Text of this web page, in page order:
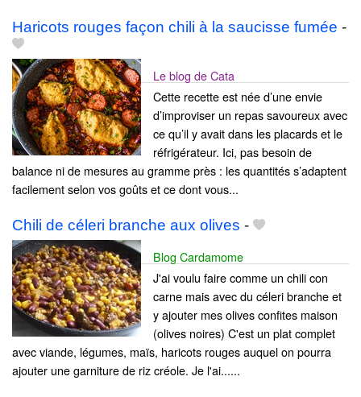
Haricots rouges façon chili à la saucisse fumée -
Le blog de Cata
Cette recette est née d’une envie
d’improviser un repas savoureux avec
ce qu’il y avait dans les placards et le
réfrigérateur. Ici, pas besoin de
balance ni de mesures au gramme près : les quantités s’adaptent
facilement selon vos goûts et ce dont vous...
Chili de céleri branche aux olives -
Blog Cardamome
J'ai voulu faire comme un chili con
carne mais avec du céleri branche et
y ajouter mes olives confites maison
(olives noires) C'est un plat complet
avec viande, légumes, maïs, haricots rouges auquel on pourra
ajouter une garniture de riz créole. Je l'ai......